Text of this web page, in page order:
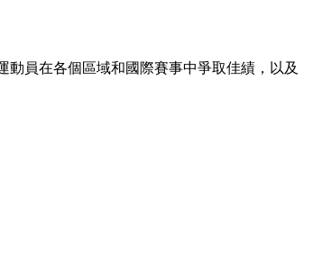
動員在各個區域和國際賽事中爭取佳績，以及